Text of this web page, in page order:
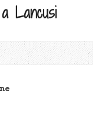
Lancusi